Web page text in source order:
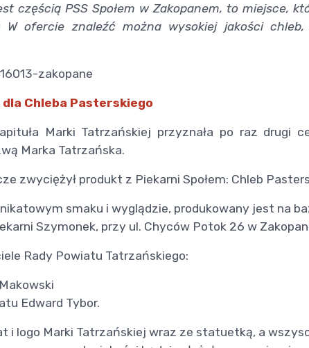
częścią PSS Społem w Zakopanem, to miejsce,
W ofercie znaleźć można wysokiej jakości
zakopane
Chleba Pasterskiego
Marki Tatrzańskiej przyznała po raz drugi
Marka Tatrzańska.
zwyciężył produkt z Piekarni Społem: Chleb
smaku i wyglądzie, produkowany jest na
Szymonek, przy ul. Chyców Potok 26 w
Rady Powiatu Tatrzańskiego:
Edward Tybor.
logo Marki Tatrzańskiej wraz ze statuetką, a